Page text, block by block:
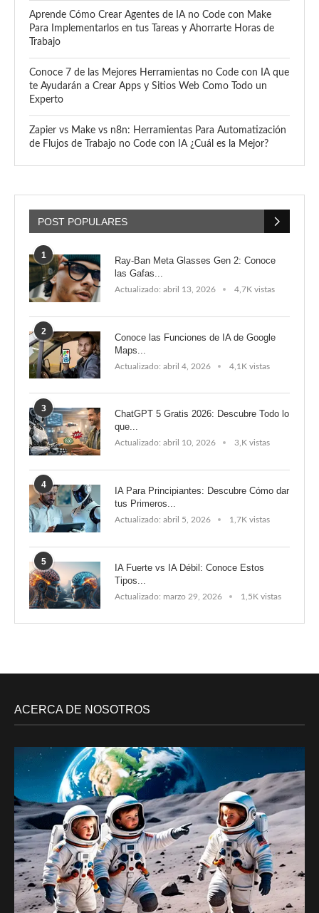
Aprende Cómo Crear Agentes de IA no Code con Make
Para Implementarlos en tus Tareas y Ahorrarte Horas de
Trabajo
Conoce 7 de las Mejores Herramientas no Code con IA que
te Ayudarán a Crear Apps y Sitios Web Como Todo un
Experto
Zapier vs Make vs n8n: Herramientas Para Automatización
de Flujos de Trabajo no Code con IA ¿Cuál es la Mejor?
POST POPULARES
1
Ray-Ban Meta Glasses Gen 2: Conoce
las Gafas...
Actualizado: abril 13, 2026 4,7K vistas
2
Conoce las Funciones de IA de Google
Maps...
Actualizado: abril 4, 2026 4,1K vistas
3
ChatGPT 5 Gratis 2026: Descubre Todo lo
que...
Actualizado: abril 10, 2026 3,K vistas
4
IA Para Principiantes: Descubre Cómo dar
tus Primeros...
Actualizado: abril 5, 2026 1,7K vistas
5
IA Fuerte vs IA Débil: Conoce Estos
Tipos...
Actualizado: marzo 29, 2026 1,5K vistas
ACERCA DE NOSOTROS